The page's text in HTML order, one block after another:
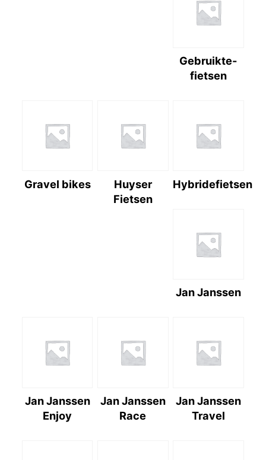
Gebruikte-
fietsen
Gravel bikes
Huyser
Fietsen
Hybridefietsen
Jan Janssen
Jan Janssen
Enjoy
Jan Janssen
Race
Jan Janssen
Travel